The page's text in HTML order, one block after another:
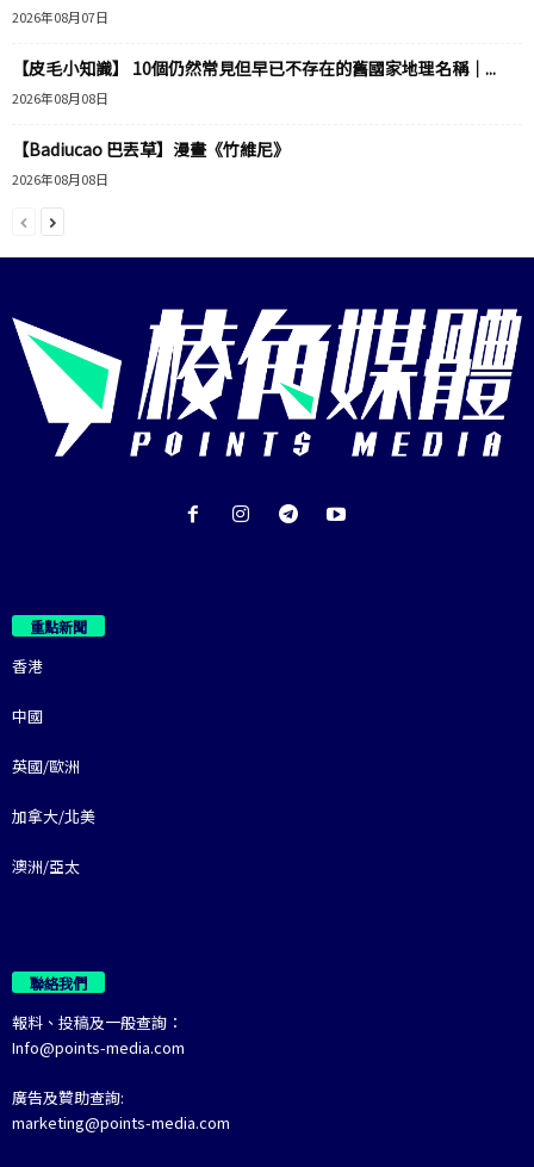
2026年08月07日
【皮毛小知識】 10個仍然常見但早已不存在的舊國家地理名稱｜...
2026年08月08日
【Badiucao 巴丟草】漫畫《竹維尼》
2026年08月08日
重點新聞
香港
中國
英國/歐洲
加拿大/北美
澳洲/亞太
聯絡我們
報料、投稿及一般查詢：
Info@points-media.com
廣告及贊助查詢:
marketing@points-media.com